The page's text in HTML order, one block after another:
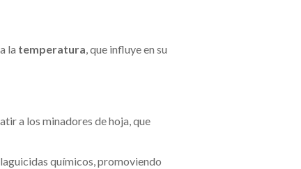
la temperatura, que influye en su
a los minadores de hoja, que
químicos, promoviendo